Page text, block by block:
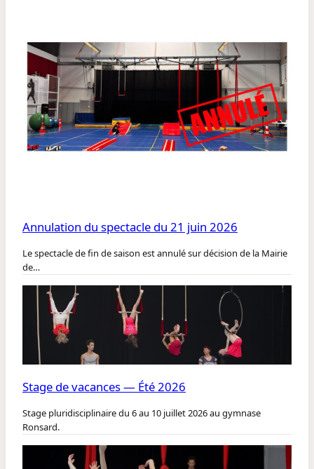
Annulation du spectacle du 21 juin 2026
Le spectacle de fin de saison est annulé sur décision de la Mairie
de…
Stage de vacances — Été 2026
Stage pluridisciplinaire du 6 au 10 juillet 2026 au gymnase
Ronsard.